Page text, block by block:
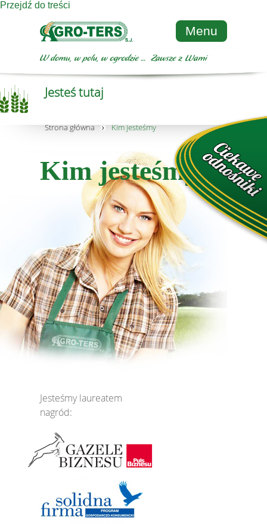
Przejdź do treści
Menu
Jesteś tutaj
Strona główna Kim jesteśmy
Kim jesteśmy
Jesteśmy laureatem
nagród: